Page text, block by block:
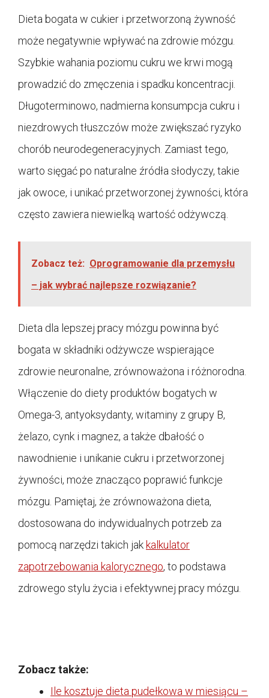
Dieta bogata w cukier i przetworzoną żywność
może negatywnie wpływać na zdrowie mózgu.
Szybkie wahania poziomu cukru we krwi mogą
prowadzić do zmęczenia i spadku koncentracji.
Długoterminowo, nadmierna konsumpcja cukru i
niezdrowych tłuszczów może zwiększać ryzyko
chorób neurodegeneracyjnych. Zamiast tego,
warto sięgać po naturalne źródła słodyczy, takie
jak owoce, i unikać przetworzonej żywności, która
często zawiera niewielką wartość odżywczą.
Zobacz też: Oprogramowanie dla przemysłu
– jak wybrać najlepsze rozwiązanie?
Dieta dla lepszej pracy mózgu powinna być
bogata w składniki odżywcze wspierające
zdrowie neuronalne, zrównoważona i różnorodna.
Włączenie do diety produktów bogatych w
Omega-3, antyoksydanty, witaminy z grupy B,
żelazo, cynk i magnez, a także dbałość o
nawodnienie i unikanie cukru i przetworzonej
żywności, może znacząco poprawić funkcje
mózgu. Pamiętaj, że zrównoważona dieta,
dostosowana do indywidualnych potrzeb za
pomocą narzędzi takich jakkalkulator
zapotrzebowania kalorycznego, to podstawa
zdrowego stylu życia i efektywnej pracy mózgu.
Zobacz także:
Ile kosztuje dieta pudełkowa w miesiącu –